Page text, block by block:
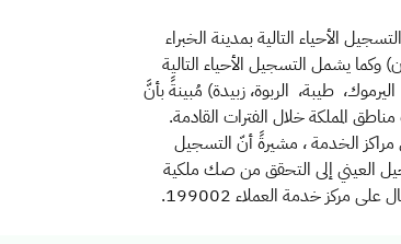
الأحياء التالية بمدينة الخبراء
وكما يشمل التسجيل الأحياء التالية
طيبة، الربوة، زبيدة) مُبينةً بأنَّ
المملكة خلال الفترات القادمة.
الخدمة ، مشيرةً أنّ التسجيل
العيني إلى التحقق من صك ملكية
خدمة العملاء 199002.